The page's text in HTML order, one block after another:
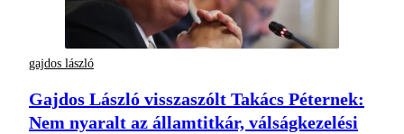
gajdos lászló
Gajdos László visszaszólt Takács Péternek:
Nem nyaralt az államtitkár, válságkezelési